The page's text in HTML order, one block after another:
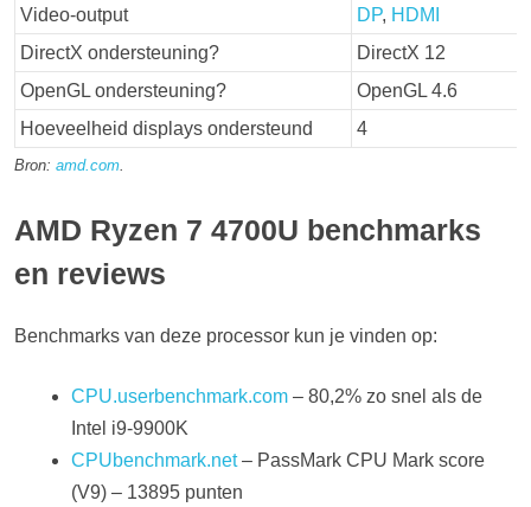
Video-output
DP, HDM
DirectX ondersteuning?
DirectX 12
OpenGL ondersteuning?
OpenGL 4.6
Hoeveelheid displays ondersteund
4
Bron: amd.com
AMD Ryzen 7 4700U benchmarks
en reviews
Benchmarks van deze processor kun je vinden op:
CPU.userbenchmark.com – 80,2% zo snel als de
Intel i9-9900K
CPUbenchmark.net– PassMark CPU Mark score
(V9) – 13895 punten